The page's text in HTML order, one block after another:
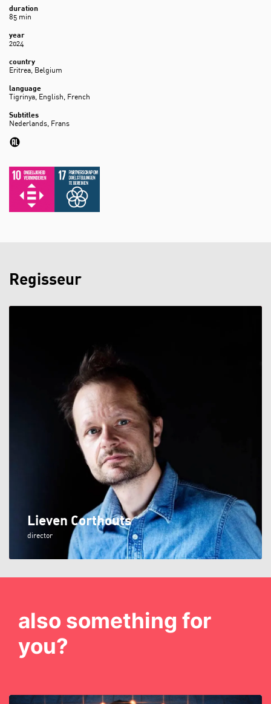
duration
85 min
year
2024
country
Eritrea, Belgium
language
Tigrinya, English, French
Subtitles
Nederlands, Frans
Regisseur
Lieven Corthouts
director
also something for
you?